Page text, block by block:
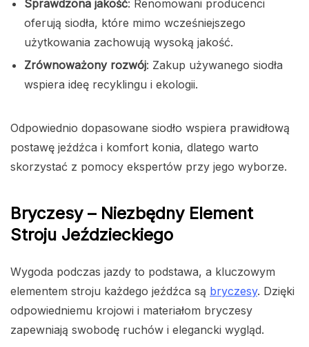
Sprawdzona jakość: Renomowani producenci
oferują siodła, które mimo wcześniejszego
użytkowania zachowują wysoką jakość.
Zrównoważony rozwój: Zakup używanego siodła
wspiera ideę recyklingu i ekologii.
Odpowiednio dopasowane siodło wspiera prawidłową
postawę jeźdźca i komfort konia, dlatego warto
skorzystać z pomocy ekspertów przy jego wyborze.
Bryczesy – Niezbędny Element
Stroju Jeździeckiego
Wygoda podczas jazdy to podstawa, a kluczowym
elementem stroju każdego jeźdźca są bryczesy. Dzięki
odpowiedniemu krojowi i materiałom bryczesy
zapewniają swobodę ruchów i elegancki wygląd.